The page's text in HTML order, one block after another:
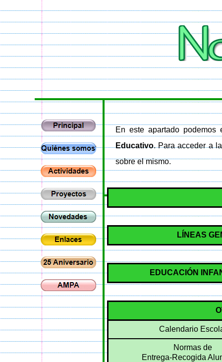
En este apartado
Educativo. Para acceder a
sobre el mismo.
LÍNEAS
EDUCACIÓN
Calendario
Normas de
Entrega-Recogida